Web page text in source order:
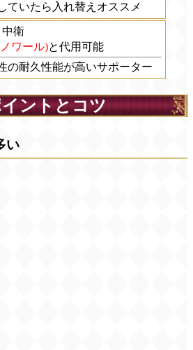
ていたら入れ替えオススメ
中衛
ワール)と代用可能
の耐久性能が高いサポーター
ントとコツ
い